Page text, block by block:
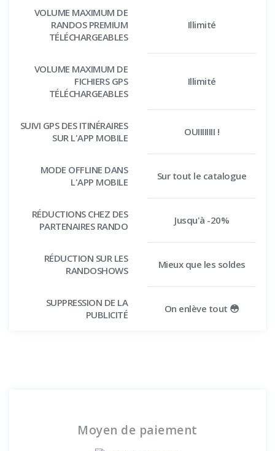
VOLUME MAXIMUM DE
RANDOS PREMIUM
TÉLÉCHARGEABLES
Illimité
VOLUME MAXIMUM DE
FICHIERS GPS
TÉLÉCHARGEABLES
Illimité
SUIVI GPS DES ITINÉRAIRES
SUR L'APP MOBILE
OUIIIIIIII !
MODE OFFLINE DANS
L'APP MOBILE
Sur tout le catalogue
RÉDUCTIONS CHEZ DES
PARTENAIRES RANDO
Jusqu'à -20%
RÉDUCTION SUR LES
RANDOSHOWS
Mieux que les soldes
SUPPRESSION DE LA
PUBLICITÉ
On enlève tout 😳
Moyen de paiement